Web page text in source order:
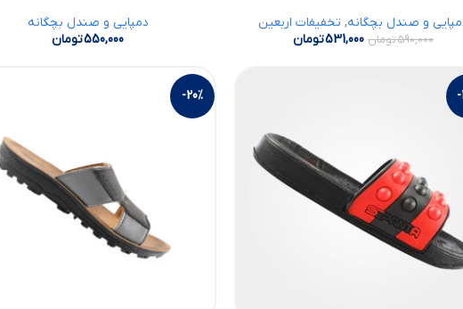
و صندل بچگانه, تخفیفات اربعین
590,000تومان 531,000تومان
دمپایی و صندل بچگانه
550,000تومان
-20%